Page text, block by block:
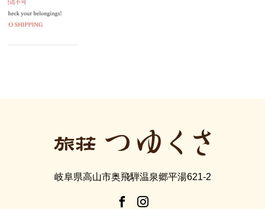
岐阜県高山市奥飛騨温泉郷平湯621-2